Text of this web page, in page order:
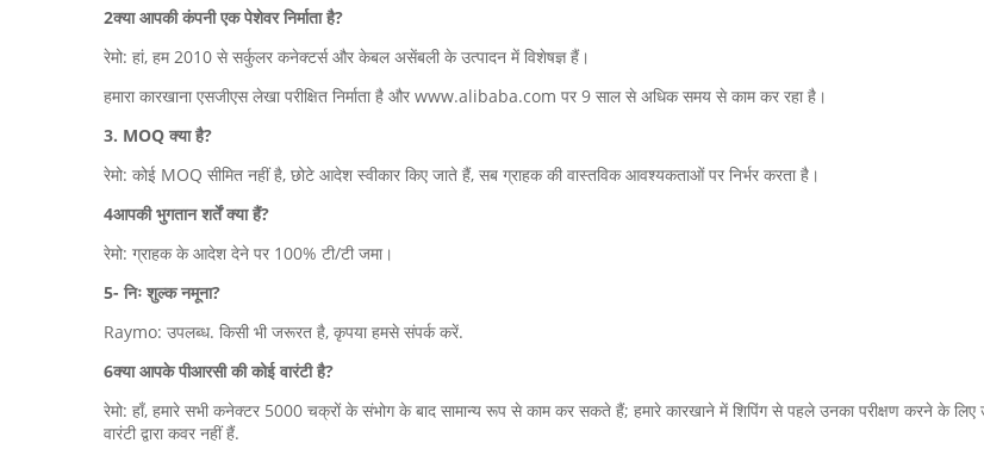
2क्या आपकी कंपनी एक पेशेवर निर्माता है?
रेमो: हां, हम 2010 से सर्कुलर कनेक्टर्स और केबल असेंबली के उत्पादन में विशेषज्ञ हैं।
हमारा कारखाना एसजीएस लेखा परीक्षित निर्माता है और www.alibaba.com पर 9 साल से अधिक समय से काम कर रहा है।
3. MOQ क्या है?
रेमो: कोई MOQ सीमित नहीं है, छोटे आदेश स्वीकार किए जाते हैं, सब ग्राहक की वास्तविक आवश्यकताओं पर निर्भर करता है।
4आपकी भुगतान शर्तें क्या हैं?
रेमो: ग्राहक के आदेश देने पर 100% टी/टी जमा।
5- निः शुल्क नमूना?
Raymo: उपलब्ध. किसी भी जरूरत है, कृपया हमसे संपर्क करें.
6क्या आपके पीआरसी की कोई वारंटी है?
रेमो: हाँ, हमारे सभी कनेक्टर 5000 चक्रों के संभोग के बाद सामान्य रूप से काम कर सकते हैं; हमारे कारखाने में शिपिंग से पहले उनका परीक्षण करने के
वारंटी द्वारा कवर नहीं हैं.